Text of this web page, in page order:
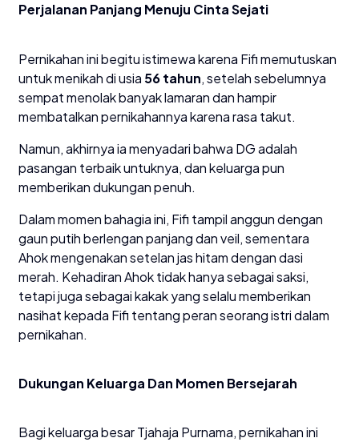
Perjalanan Panjang Menuju Cinta Sejati
Pernikahan ini begitu istimewa karena Fifi memutuskan
untuk menikah di usia 56 tahun, setelah sebelumnya
sempat menolak banyak lamaran dan hampir
membatalkan pernikahannya karena rasa takut.
Namun, akhirnya ia menyadari bahwa DG adalah
pasangan terbaik untuknya, dan keluarga pun
memberikan dukungan penuh.
Dalam momen bahagia ini, Fifi tampil anggun dengan
gaun putih berlengan panjang dan veil, sementara
Ahok mengenakan setelan jas hitam dengan dasi
merah. Kehadiran Ahok tidak hanya sebagai saksi,
tetapi juga sebagai kakak yang selalu memberikan
nasihat kepada Fifi tentang peran seorang istri dalam
pernikahan.
Dukungan Keluarga Dan Momen Bersejarah
Bagi keluarga besar Tjahaja Purnama, pernikahan ini